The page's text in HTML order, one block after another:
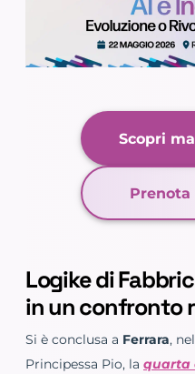
Scopri
Prenota
Logike di
in un confronto
Si è conclusa a Ferrara,
Principessa Pio, la quarta